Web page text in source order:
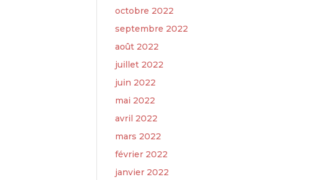
octobre 2022
septembre 2022
août 2022
juillet 2022
juin 2022
mai 2022
avril 2022
mars 2022
février 2022
janvier 2022